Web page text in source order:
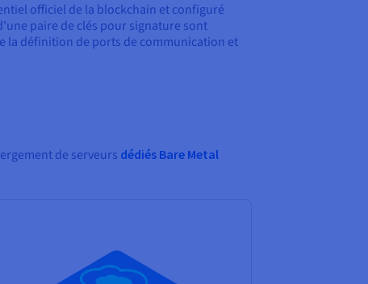
officiel de la blockchain et configuré
paire de clés pour signature sont
la définition de ports de communication et
de serveurs dédiés Bare Metal